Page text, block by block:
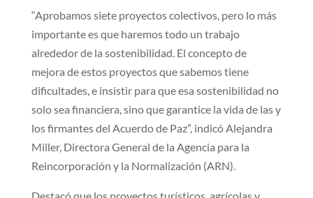
“Aprobamos siete proyectos colectivos, pero lo más
importante es que haremos todo un trabajo
alrededor de la sostenibilidad. El concepto de
mejora de estos proyectos que sabemos tiene
dificultades, e insistir para que esa sostenibilidad no
solo sea financiera, sino que garantice la vida de las y
los firmantes del Acuerdo de Paz”, indicó Alejandra
Miller, Directora General de la Agencia para la
Reincorporación y la Normalización (ARN).
Destacó que los proyectos turísticos, agrícolas y